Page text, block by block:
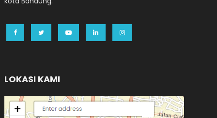
LOKASI KAMI